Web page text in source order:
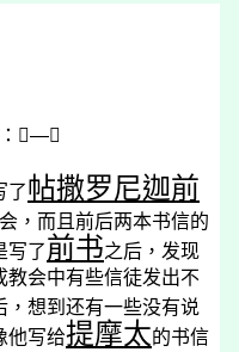
—
了帖撒罗尼迦前
，而且前后两本书信的
写了前书之后，发现
教会中有些信徒发出不
，想到还有一些没有说
他写给提摩太的书信